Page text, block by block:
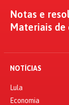
Notas e
Materiais de
NOTÍCIAS
Lula
Economia